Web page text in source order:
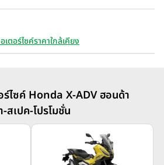
ตอร์ไซค์ราคาใกล้เคียง
ไซค์ Honda X-ADV ฮอนด้า
สเปค-โปรโมชั่น